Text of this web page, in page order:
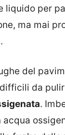
liquido per
ma mai
del
da
.